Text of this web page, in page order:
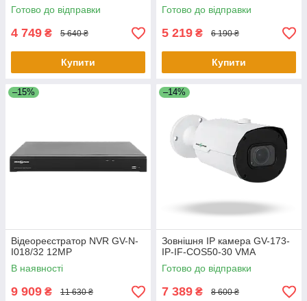
Готово до відправки
4 749 ₴ 5 640 ₴
Купити
Готово до відправки
5 219 ₴ 6 190 ₴
Купити
–15%
Відеореєстратор NVR GV-N-
I018/32 12MP
В наявності
9 909 ₴ 11 630 ₴
–14%
Зовнішня IP камера GV-173-
IP-IF-COS50-30 VMA
Готово до відправки
7 389 ₴ 8 600 ₴